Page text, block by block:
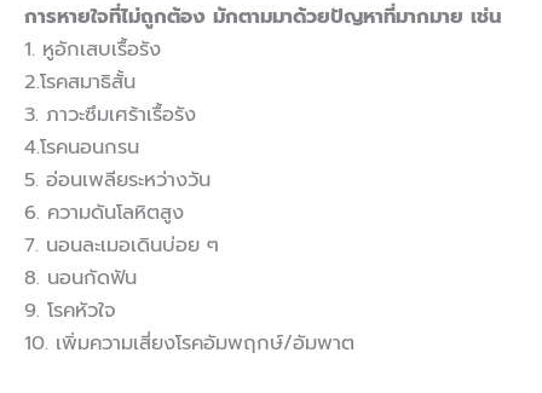
การหายใจที่ไม่ถูกต้อง มักตามมาด้วยปัญหาที่มากมาย เช่น
1. หูอักเสบเรื้อรัง
2.โรคสมาธิสั้น
3. ภาวะซึมเศร้าเรื้อรัง
4.โรคนอนกรน
5. อ่อนเพลียระหว่างวัน
6. ความดันโลหิตสูง
7. นอนละเมอเดินบ่อย ๆ
8. นอนกัดฟัน
9. โรคหัวใจ
10. เพิ่มความเสี่ยงโรคอัมพฤกษ์/อัมพาต